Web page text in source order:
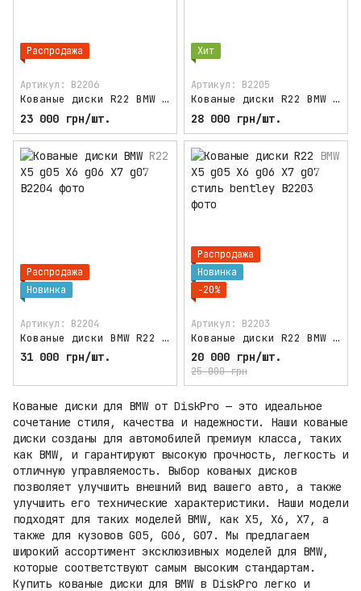
Распродажа
Артикул: B2206
Кованые диски R22 BMW X5 g05 X6 g06 X7 g07 стиль 862
23 000 грн/шт.
Хит
Артикул: B2205
Кованые диски R22 BMW X5, X6, X7 bmw XM
28 000 грн/шт.
Распродажа
Новинка
Артикул: B2204
Кованые диски BMW R22 X5 g05 X6 g06 X7 g07
31 000 грн/шт.
Распродажа
Новинка
−20%
Артикул: B2203
Кованые диски R22 BMW X5 g05 X6 g06 X7 g07 стиль bentley
20 000 грн/шт.
25 000 грн
Кованые диски для BMW от DiskPro — это идеальное
сочетание стиля, качества и надежности. Наши кованые
диски созданы для автомобилей премиум класса, таких
как BMW, и гарантируют высокую прочность, легкость и
отличную управляемость. Выбор кованых дисков
позволяет улучшить внешний вид вашего авто, а также
улучшить его технические характеристики. Наши модели
подходят для таких моделей BMW, как X5, X6, X7, а
также для кузовов G05, G06, G07. Мы предлагаем
широкий ассортимент эксклюзивных моделей для BMW,
которые соответствуют самым высоким стандартам.
Купить кованые диски для BMW в DiskPro легко и